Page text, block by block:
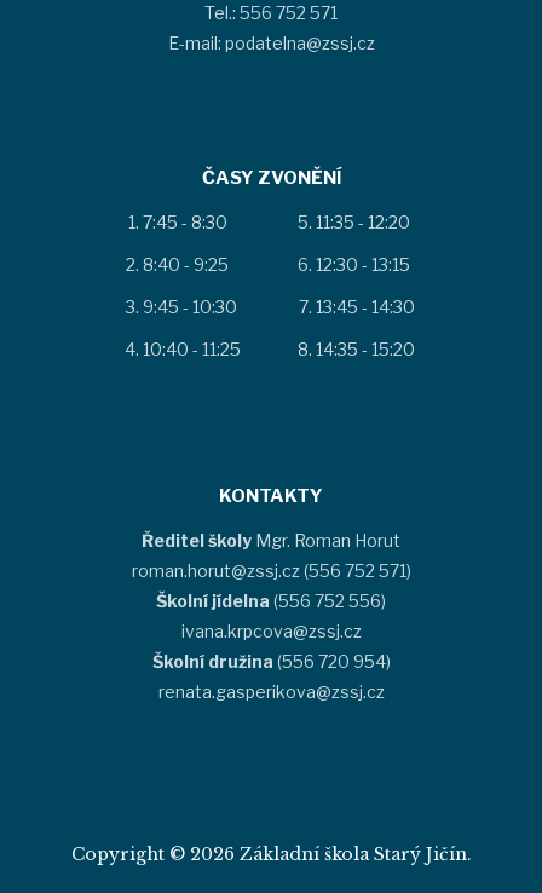
Tel.: 556 752 571
E-mail: podatelna@zssj.cz
ČASY ZVONĚNÍ
7:45 - 8:30
8:40 - 9:25
9:45 - 10:30
10:40 - 11:25
11:35 - 12:20
12:30 - 13:15
13:45 - 14:30
14:35 - 15:20
KONTAKTY
Ředitel školy Mgr. Roman Horut
roman.horut@zssj.cz (556 752 571)
Školní jídelna (556 752 556)
ivana.krpcova@zssj.cz
Školní družina (556 720 954)
renata.gasperikova@zssj.cz
Copyright © 2026 Základní škola Starý Jičín.